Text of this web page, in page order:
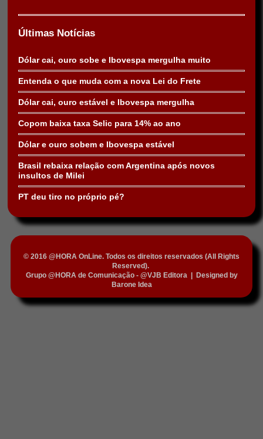
Últimas Notícias
Dólar cai, ouro sobe e Ibovespa mergulha muito
Entenda o que muda com a nova Lei do Frete
Dólar cai, ouro estável e Ibovespa mergulha
Copom baixa taxa Selic para 14% ao ano
Dólar e ouro sobem e Ibovespa estável
Brasil rebaixa relação com Argentina após novos
insultos de Milei
PT deu tiro no próprio pé?
© 2016 @HORA OnLine. Todos os direitos reservados (All Rights
Reserved).
Grupo @HORA de Comunicação - @VJB Editora|
Designed by
Barone Idea